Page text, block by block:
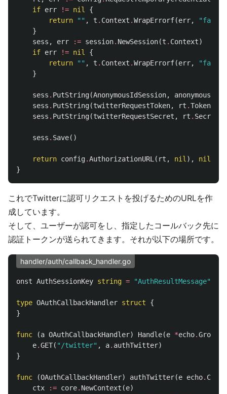
if err != nil
{
return
"" , t . Context .WrapErrorf(err,
}
sess , err := session. NewSession(t . Context)
if err != nil
{
return
"" , t . Context .WrapErrorf(err,
}
sess . PutString(AnonymousIdSession, anonymousId
sess . PutString(twitterRequestToken, rt .Token
sess . PutString(twitterRequestSecret , rt . Secret
sess . Save()
return config.AuthorizationURL( rt , nil),
nil
}
これでTwitterに認可リクエストを投げるためのURLを作
成しています。
そして、ユーザーが認可をし、指定したコールバック先に
認証トークンが送られてきます。それが以下の場所です。
handler/auth/callback_handler.go
onst AuthSessionKey string = "AuthResultMessage"
type OAuthCallbackHandler struct
{
}
func (a OAuthCallbackHandler) Handle(e *echo.Group
e.GET( "/twitter" , a. authTwitter)
}
func (OAuthCallbackHandler) authTwitter(e echo.
ctx
:= core. NewContext (e)